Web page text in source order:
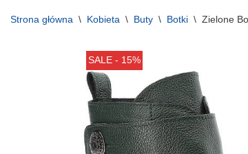
Strona główna \ Kobieta \ Buty \ Botki \ Zielone
SALE - 15%